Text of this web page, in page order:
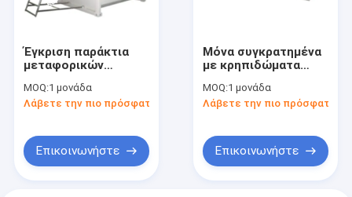
Έγκριση παράκτια
μεταφορικών
Kingway
MOQ:1 μονάδα
Λάβετε την πιο πρόσφατη τιμή
Επικοινωνήστε
Μόνα συγκρατημένα
με κρηπιδώματα
DNV κύβων παράκτια
μεταφορικών
MOQ:1 μονάδα
Λάβετε την πιο πρόσφατη
Επικοινωνήστε